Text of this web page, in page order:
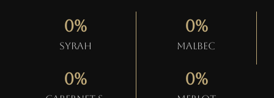
Syrah
0%
Malbec
0%
0% 0%